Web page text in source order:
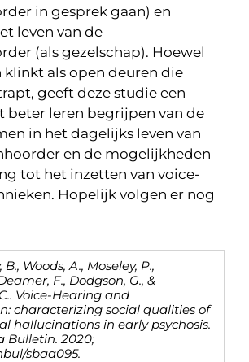
in gesprek gaan) en
leven van de
(als gezelschap). Hoewel
als open deuren die
geeft deze studie een
beter leren begrijpen van de
in het dagelijks leven van
en de mogelijkheden
tot het inzetten van voice-
Hopelijk volgen er nog
Woods, A., Moseley, P.,
F., Dodgson, G., &
Voice-Hearing and
characterizing social qualities of
hallucinations in early psychosis.
Bulletin. 2020;
sbaa095.